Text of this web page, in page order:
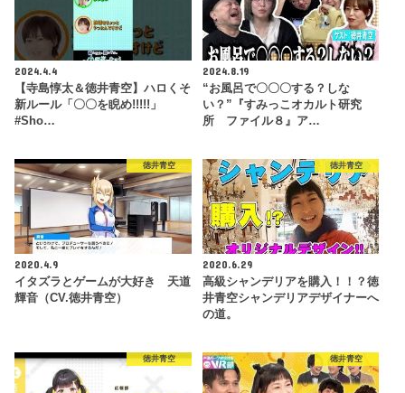
2024.4.4
【寺島惇太＆徳井青空】ハロくそ
新ルール「〇〇を睨め!!!!!」
#Sho…
2024.8.19
“お風呂で〇〇〇する？しな
い？”『すみっこオカルト研究
所 ファイル８』ア…
徳井青空
2020.4.9
イタズラとゲームが大好き 天道
輝音（CV.徳井青空）
徳井青空
2020.6.29
高級シャンデリアを購入！！？徳
井青空シャンデリアデザイナーへ
の道。
徳井青空 徳井青空